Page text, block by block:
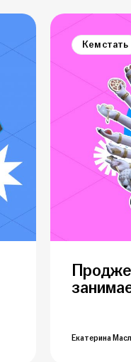
Кем стать
Екатерина